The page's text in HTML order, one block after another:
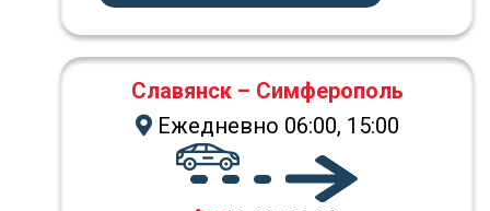
Славянск – Симферополь
Ежедневно 06:00, 15:00